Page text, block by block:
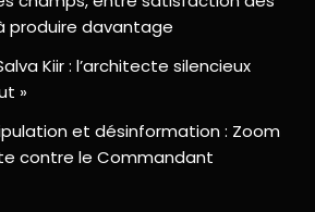
produire davantage
Kiir : l’architecte silencieux
»
et désinformation : Zoom
contre le Commandant